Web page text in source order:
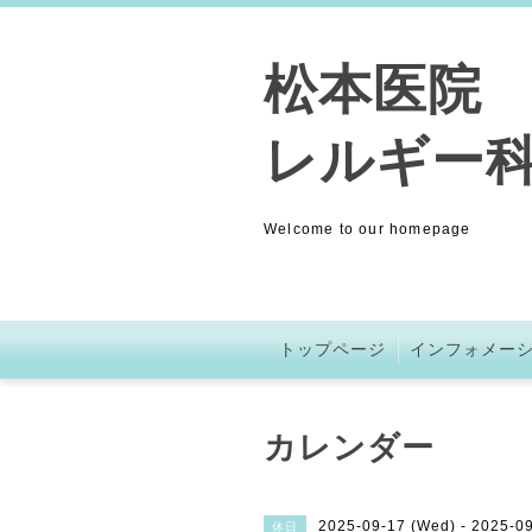
松本医院
レルギー
Welcome to our homepage
トップページ インフォメー
カレンダー
休日 2025-09-17 (Wed) - 2025-